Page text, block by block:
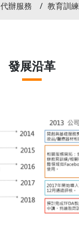
代辦服務 教育訓練
發展沿革